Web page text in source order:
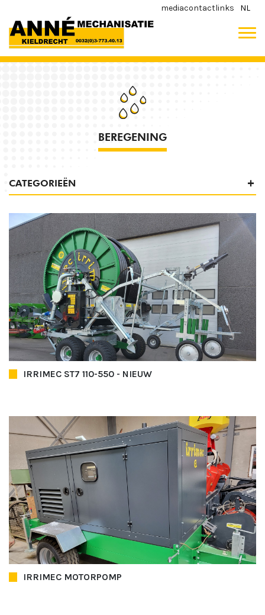
mediacontactlinks NL
BEREGENING
CATEGORIEËN
IRRIMEC ST7 110-550 - NIEUW
IRRIMEC MOTORPOMP